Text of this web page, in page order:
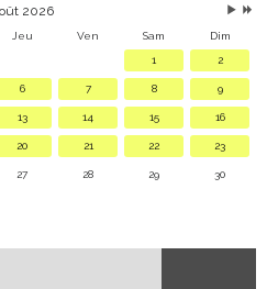
2026
Jeu Ven Sam
Dim
1
2
6 7 8 9
13 14 15 16
20 21 22 23
27 28 29 30